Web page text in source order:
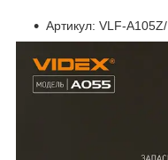
Артикул: VLF-A105Z/